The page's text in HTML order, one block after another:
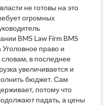
не готовы на это
огромных
BMS Law Firm BMS
право и
в последнее
увеличивается и
бюджет. Сам
потому что
падать, а цены